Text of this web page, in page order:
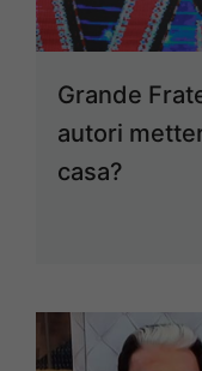
Grande
autori
casa?